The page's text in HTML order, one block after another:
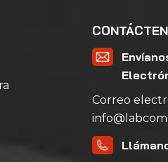
Correo